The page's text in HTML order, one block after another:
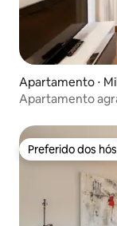
Apartamento ⋅
Apartamento
Preferido dos
Preferido dos